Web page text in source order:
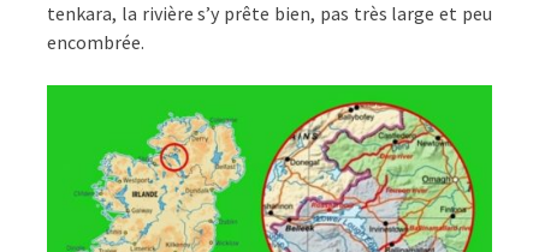
tenkara, la rivière s’y prête bien, pas très large et peu
encombrée.